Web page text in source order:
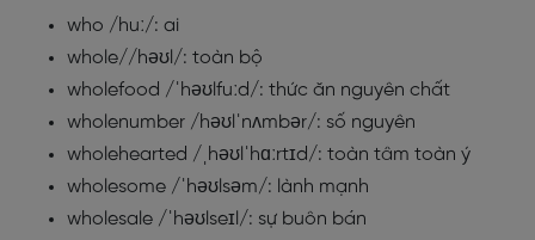
who /huː/: ai
whole//həʊl/: toàn bộ
wholefood /ˈhəʊlfuːd/: thức ăn nguyên chất
wholenumber /həʊlˈnʌmbər/: số nguyên
wholehearted /ˌhəʊlˈhɑːrtɪd/: toàn tâm toàn ý
wholesome /ˈhəʊlsəm/: lành mạnh
wholesale /ˈhəʊlseɪl/: sự buôn bán